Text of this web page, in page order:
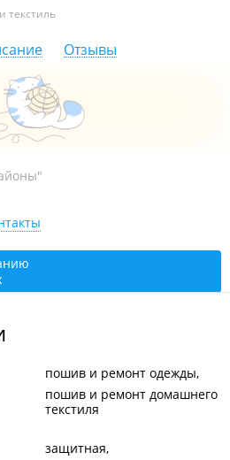
текстиль
Отзывы
ул. Стрелковая, 65
пошив и ремонт одежды
пошив и ремонт домашнего
текстиля
защитная